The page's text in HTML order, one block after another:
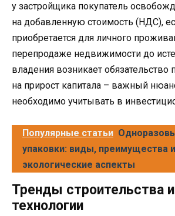
у застройщика покупатель
на добавленную стоимость (НДС),
приобретается для личного
перепродаже недвижимости до
владения возникает обязательство
на прирост капитала – важный
необходимо учитывать в
Популярные статьи
упаковки: виды, преимущества и
экологические аспекты
Тренды строительства
технологии